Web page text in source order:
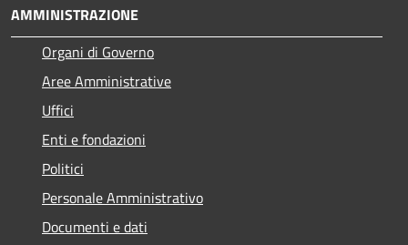
AMMINISTRAZIONE
Organi di Governo
Aree Amministrative
Uffici
Enti e fondazioni
Politici
Personale Amministrativo
Documenti e dati